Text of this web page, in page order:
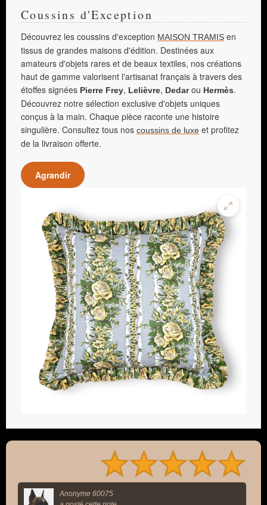
Coussins d'Exception
Découvrez les coussins d'exception MAISON TRAMIS en
tissus de grandes maisons d'édition. Destinées aux
amateurs d'objets rares et de beaux textiles, nos créations
haut de gamme valorisent l'artisanat français à travers des
étoffes signées Pierre Frey, Lelièvre, Dedarou Hermès.
Découvrez notre sélection exclusive d'objets uniques
conçus à la main. Chaque pièce raconte une histoire
singulière. Consultez tous nos coussins de luxe et profitez
de la livraison offerte.
Agrandir
Anonyme 60075